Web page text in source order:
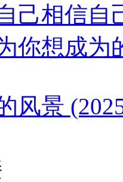
己相信自
你想成为
风景